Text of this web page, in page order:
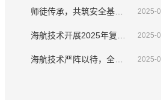
师徒传承，共筑安全基石，师父我想对您说 2025-
2025-
海航技术严阵以待，全面部署应对“韦帕”挑战 2025-